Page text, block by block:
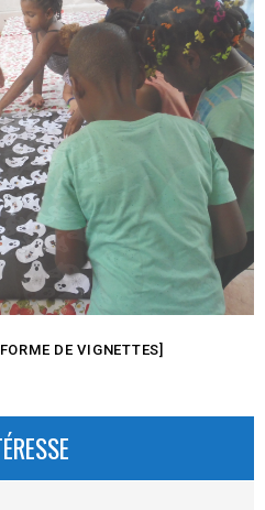
DE VIGNETTES]